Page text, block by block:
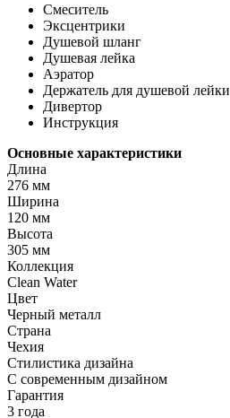
Смеситель
Эксцентрики
Душевой шланг
Душевая лейка
Аэратор
Держатель для душевой лейки
Дивертор
Инструкция
Основные характеристики
Длина
276 мм
Ширина
120 мм
Высота
305 мм
Коллекция
Clean Water
Цвет
Черный металл
Страна
Чехия
Стилистика дизайна
С современным дизайном
Гарантия
3 года